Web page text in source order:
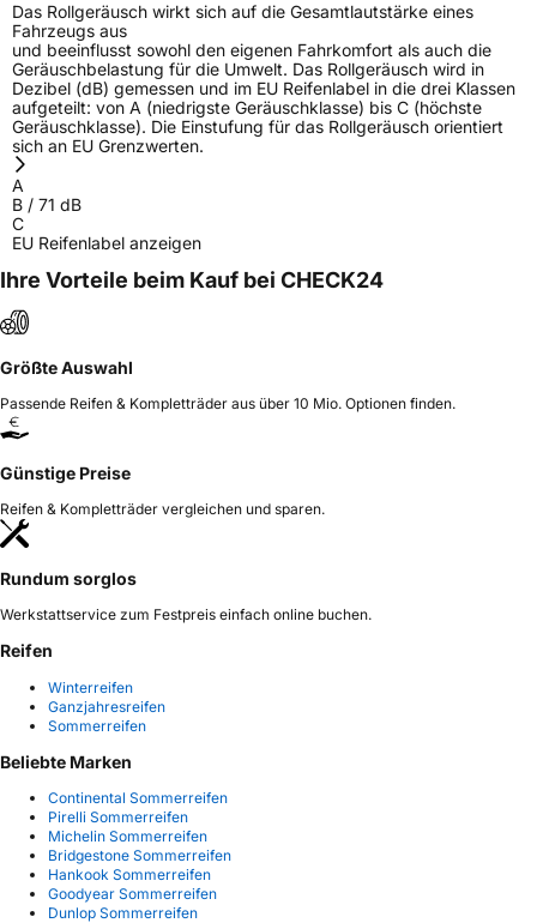
Das Rollgeräusch wirkt sich auf die Gesamtlautstärke eines
Fahrzeugs aus
und beeinflusst sowohl den eigenen Fahrkomfort als auch die
Geräuschbelastung für die Umwelt. Das Rollgeräusch wird in
Dezibel (dB) gemessen und im EU Reifenlabel in die drei Klassen
aufgeteilt: von A (niedrigste Geräuschklasse) bis C (höchste
Geräuschklasse). Die Einstufung für das Rollgeräusch orientiert
sich an EU Grenzwerten.
A
B / 71 dB
C
EU Reifenlabel anzeigen
Ihre Vorteile beim Kauf bei CHECK24
Größte Auswahl
Passende Reifen & Kompletträder aus über 10 Mio. Optionen finden.
Günstige Preise
Reifen & Kompletträder vergleichen und sparen.
Rundum sorglos
Werkstattservice zum Festpreis einfach online buchen.
Reifen
Winterreifen
Ganzjahresreifen
Sommerreifen
Beliebte Marken
Continental Sommerreifen
Pirelli Sommerreifen
Michelin Sommerreifen
Bridgestone Sommerreifen
Hankook Sommerreifen
Goodyear Sommerreifen
Dunlop Sommerreifen